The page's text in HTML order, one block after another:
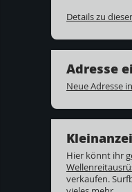
Details zu
Adresse
Neue Adresse
Hier könnt ihr
verkaufen.